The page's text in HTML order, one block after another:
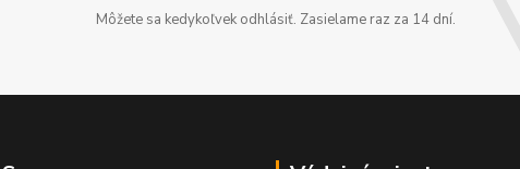
Môžete sa kedykoľvek odhlásiť. Zasielame raz za 14 dní.